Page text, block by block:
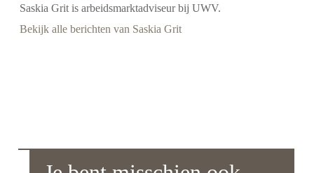
Saskia Grit is arbeidsmarktadviseur bij UWV.
Bekijk alle berichten van Saskia Grit